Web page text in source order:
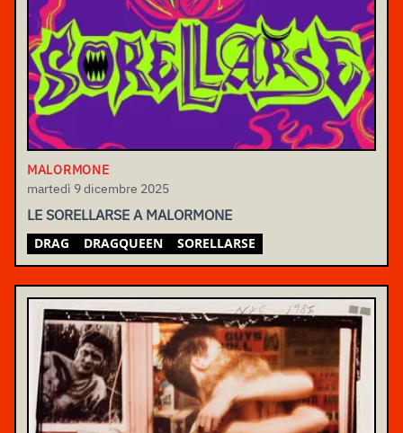
MALORMONE
martedì 9 dicembre 2025
LE SORELLARSE A MALORMONE
DRAG DRAGQUEEN SORELLARSE